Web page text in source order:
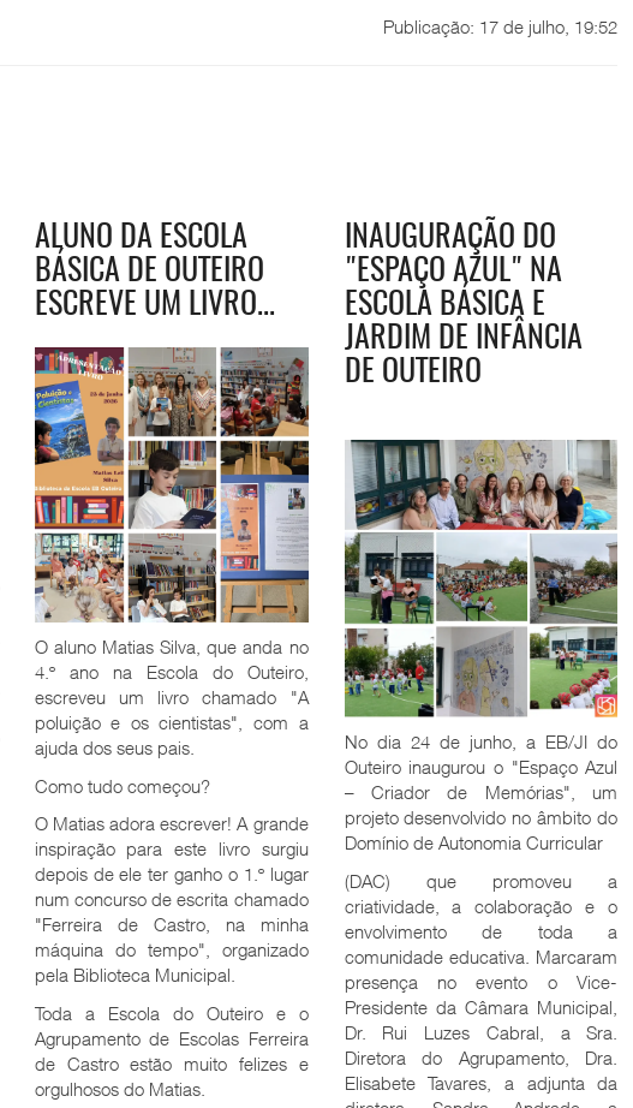
Publicação: 17 de julho, 19:52
ALUNO DA ESCOLA
BÁSICA DE OUTEIRO
ESCREVE UM LIVRO...
O aluno Matias Silva, que anda no
4.º ano na Escola do Outeiro,
escreveu um livro chamado "A
poluição e os cientistas", com a
ajuda dos seus pais.
Como tudo começou?
O Matias adora escrever! A grande
inspiração para este livro surgiu
depois de ele ter ganho o 1.º lugar
num concurso de escrita chamado
"Ferreira de Castro, na minha
máquina do tempo", organizado
pela Biblioteca Municipal.
Toda a Escola do Outeiro e o
Agrupamento de Escolas Ferreira
de Castro estão muito felizes e
orgulhosos do Matias.
INAUGURAÇÃO DO
"ESPAÇO AZUL" NA
ESCOLA BÁSICA E
JARDIM DE INFÂNCIA
DE OUTEIRO
No dia 24 de junho, a EB/JI do
Outeiro inaugurou o "Espaço Azul
– Criador de Memórias", um
projeto desenvolvido no âmbito do
Domínio de Autonomia Curricular
(DAC) que promoveu a
criatividade, a colaboração e o
envolvimento de toda a
comunidade educativa. Marcaram
presença no evento o Vice-
Presidente da Câmara Municipal,
Dr. Rui Luzes Cabral, a Sra.
Diretora do Agrupamento, Dra.
Elisabete Tavares, a adjunta da